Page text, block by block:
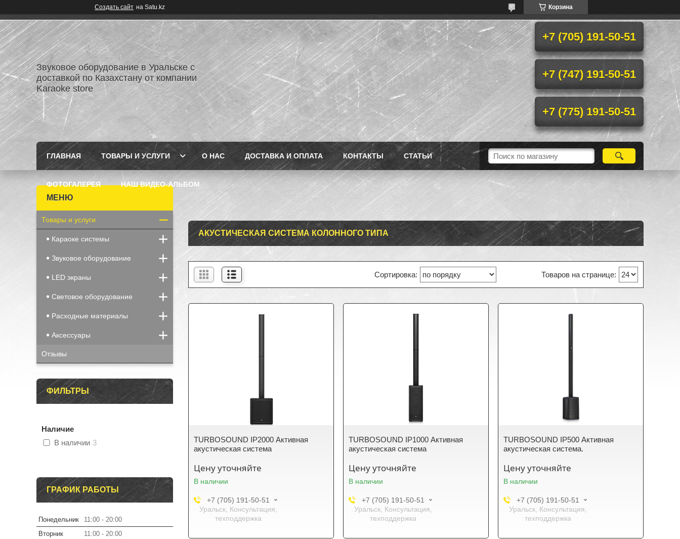
Создать сайт на Satu.kz Корзина
Звуковое оборудование в Уральске с
доставкой по Казахстану от компании
Karaoke store
+7 (705) 191-50-51
+7 (747) 191-50-51
+7 (775) 191-50-51
ГЛАВНАЯ ТОВАРЫ И УСЛУГИ О НАС ДОСТАВКА И ОПЛАТА КОНТАКТЫ СТАТЬИ
ФОТОГАЛЕРЕЯ НАШ ВИДЕО-АЛЬБОМ
АКУСТИЧЕСКАЯ СИСТЕМА КОЛОННОГО ТИПА
TURBOSOUND IP2000 Активная
акустическая система
Цену уточняйте
В наличии
+7 (705) 191-50-51
Уральск, Консультация,
техподдержка
TURBOSOUND IP1000 Активная
акустическая система
Цену уточняйте
В наличии
+7 (705) 191-50-51
Уральск, Консультация,
техподдержка
TURBOSOUND IP500 Активная
акустическая система.
Цену уточняйте
В наличии
+7 (705) 191-50-51
Уральск, Консультация,
техподдержка
Товары и услуги
Караоке системы
Звуковое оборудование
LED экраны
Световое оборудование
Расходные материалы
Аксессуары
Отзывы
ФИЛЬТРЫ
Наличие
В наличии 3
ГРАФИК РАБОТЫ
Понедельник 11:00
20:00
Вторник
11:00
20:00